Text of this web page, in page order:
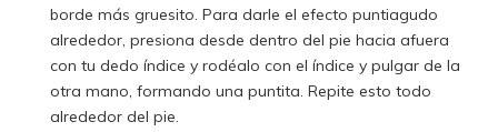
borde más gruesito. Para darle el efecto puntiagudo
alrededor, presiona desde dentro del pie hacia afuera
con tu dedo índice y rodéalo con el índice y pulgar de la
otra mano, formando una puntita. Repite esto todo
alrededor del pie.